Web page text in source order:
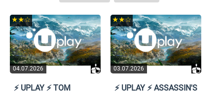
04.07.2026
★★☆
⚡️ UPLAY ⚡️ TOM
03.07.2026
★★☆
⚡️ UPLAY ⚡️ ASSASSIN'S